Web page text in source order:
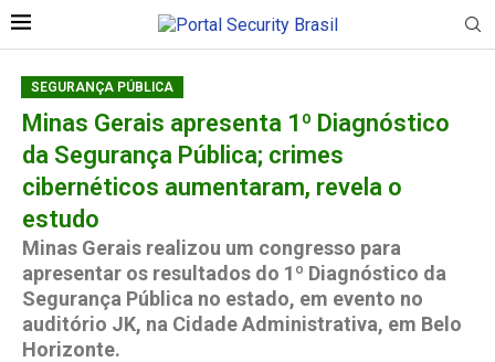
SEGURANÇA PÚBLICA
Minas Gerais apresenta 1º Diagnóstico
da Segurança Pública; crimes
cibernéticos aumentaram, revela o
estudo
Minas Gerais realizou um congresso para
apresentar os resultados do 1º Diagnóstico da
Segurança Pública no estado, em evento no
auditório JK, na Cidade Administrativa, em Belo
Horizonte.